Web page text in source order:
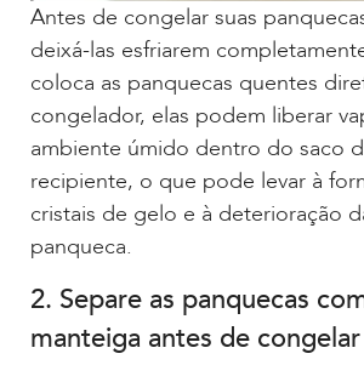
Antes de congelar suas
deixá-las esfriarem
coloca as panquecas quentes
congelador, elas podem liberar
ambiente úmido dentro do saco
recipiente, o que pode levar à
cristais de gelo e à deterioração
panqueca.
2. Separe as panquecas
manteiga antes de congelar